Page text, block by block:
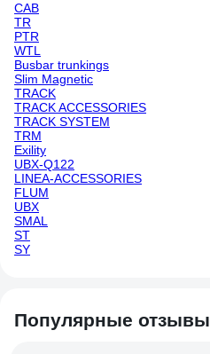
CAB
TR
PTR
WTL
Busbar trunkings
Slim Magnetic
TRACK
TRACK ACCESSORIES
TRACK SYSTEM
TRM
Exility
UBX-Q122
LINEA-ACCESSORIES
FLUM
UBX
SMAL
ST
SY
Популярные отзывы